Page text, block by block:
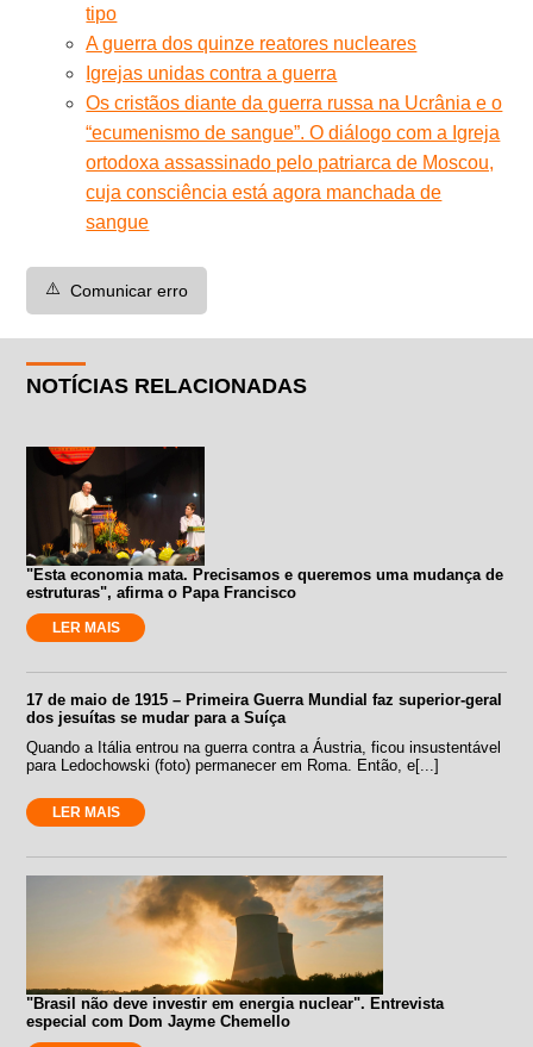
tipo
A guerra dos quinze reatores nucleares
Igrejas unidas contra a guerra
Os cristãos diante da guerra russa na Ucrânia e o
“ecumenismo de sangue”. O diálogo com a Igreja
ortodoxa assassinado pelo patriarca de Moscou,
cuja consciência está agora manchada de
sangue
⚠️ Comunicar erro
NOTÍCIAS RELACIONADAS
"Esta economia mata. Precisamos e queremos uma mudança de
estruturas", afirma o Papa Francisco
LER MAIS
17 de maio de 1915 – Primeira Guerra Mundial faz superior-geral
dos jesuítas se mudar para a Suíça
Quando a Itália entrou na guerra contra a Áustria, ficou insustentável
para Ledochowski (foto) permanecer em Roma. Então, e[...]
LER MAIS
"Brasil não deve investir em energia nuclear". Entrevista
especial com Dom Jayme Chemello